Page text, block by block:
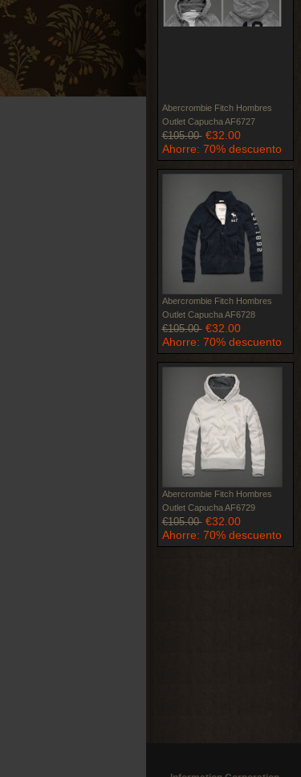
Abercrombie Fitch Hombres
Outlet Capucha AF6727
€105.00 €32.00
Ahorre: 70% descuento
Abercrombie Fitch Hombres
Outlet Capucha AF6728
€105.00 €32.00
Ahorre: 70% descuento
Abercrombie Fitch Hombres
Outlet Capucha AF6729
€105.00 €32.00
Ahorre: 70% descuento